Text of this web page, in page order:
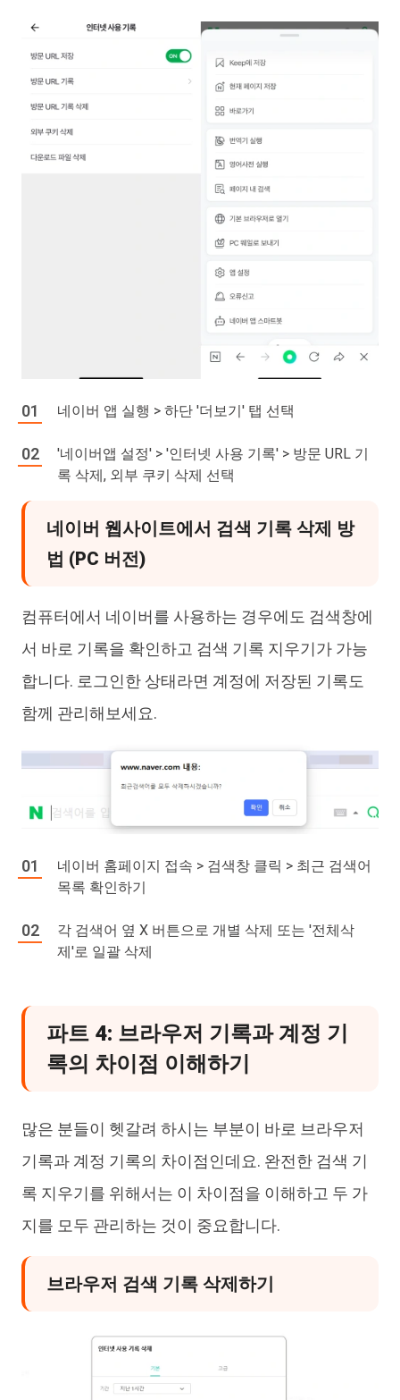
네이버 앱 실행 > 하단 '더보기' 탭 선택
'네이버앱 설정' > '인터넷 사용 기록' > 방문 URL 기
록 삭제, 외부 쿠키 삭제 선택
네이버 웹사이트에서 검색 기록 삭제 방
법 (PC 버전)
컴퓨터에서 네이버를 사용하는 경우에도 검색창에
서 바로 기록을 확인하고 검색 기록 지우기가 가능
합니다. 로그인한 상태라면 계정에 저장된 기록도
함께 관리해보세요.
네이버 홈페이지 접속 > 검색창 클릭 > 최근 검색어
목록 확인하기
각 검색어 옆 X 버튼으로 개별 삭제 또는 '전체삭
제'로 일괄 삭제
파트 4: 브라우저 기록과 계정 기
록의 차이점 이해하기
많은 분들이 헷갈려 하시는 부분이 바로 브라우저
기록과 계정 기록의 차이점인데요. 완전한 검색 기
록 지우기를 위해서는 이 차이점을 이해하고 두 가
지를 모두 관리하는 것이 중요합니다.
브라우저 검색 기록 삭제하기